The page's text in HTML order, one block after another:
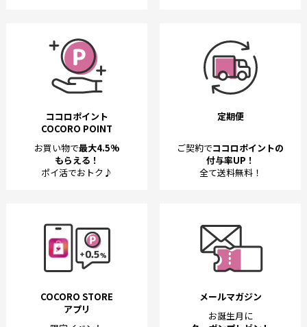
ココロポイント
COCORO POINT
お買い物で最大4.5%
もらえる！
ポイ活でおトク♪
定期便
ご契約でココロポイントの
付与率UP！
全て送料無料！
COCORO STORE
アプリ
メールマガジン
お誕生月に